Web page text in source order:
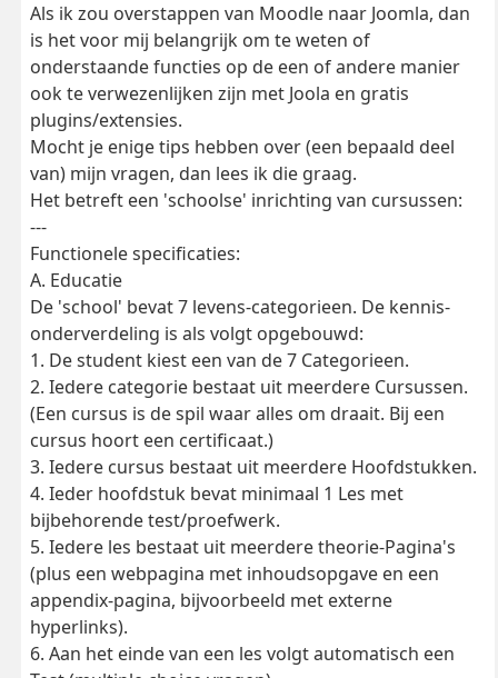
Als ik zou overstappen van Moodle naar Joomla, dan
is het voor mij belangrijk om te weten of
onderstaande functies op de een of andere manier
ook te verwezenlijken zijn met Joola en gratis
plugins/extensies.
Mocht je enige tips hebben over (een bepaald deel
van) mijn vragen, dan lees ik die graag.
Het betreft een 'schoolse' inrichting van cursussen:
---
Functionele specificaties:
A. Educatie
De 'school' bevat 7 levens-categorieen. De kennis-
onderverdeling is als volgt opgebouwd:
1. De student kiest een van de 7 Categorieen.
2. Iedere categorie bestaat uit meerdere Cursussen.
(Een cursus is de spil waar alles om draait. Bij een
cursus hoort een certificaat.)
3. Iedere cursus bestaat uit meerdere Hoofdstukken.
4. Ieder hoofdstuk bevat minimaal 1 Les met
bijbehorende test/proefwerk.
5. Iedere les bestaat uit meerdere theorie-Pagina's
(plus een webpagina met inhoudsopgave en een
appendix-pagina, bijvoorbeeld met externe
hyperlinks).
6. Aan het einde van een les volgt automatisch een